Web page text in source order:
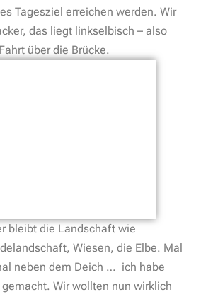
Tagesziel erreichen werden. Wir
das liegt linkselbisch – also
über die Brücke.
bleibt die Landschaft wie
Wiesen, die Elbe. Mal
neben dem Deich … ich habe
Wir wollten nun wirklich